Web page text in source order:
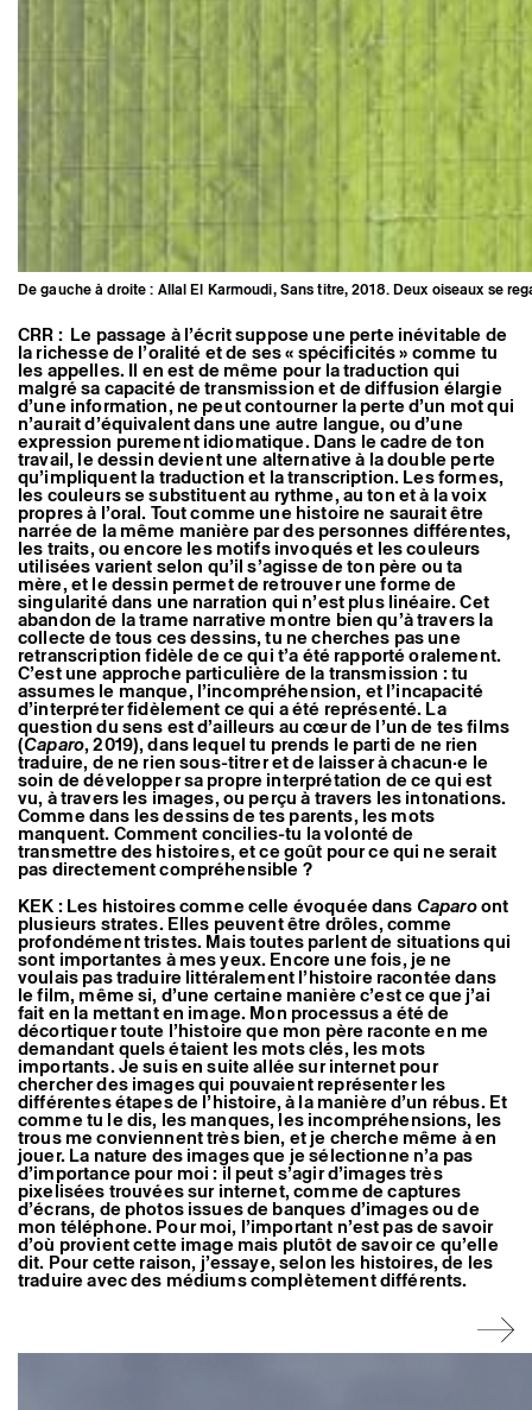
De gauche à droite : Allal El Karmoudi, Sans titre, 2018. Deux oiseaux se
CRR : Le passage à l’écrit suppose une perte inévitable de
la richesse de l’oralité et de ses « spécificités » comme tu
les appelles. Il en est de même pour la traduction qui
malgré sa capacité de transmission et de diffusion élargie
d’une information, ne peut contourner la perte d’un mot qui
n’aurait d’équivalent dans une autre langue, ou d’une
expression purement idiomatique. Dans le cadre de ton
travail, le dessin devient une alternative à la double perte
qu’impliquent la traduction et la transcription. Les formes,
les couleurs se substituent au rythme, au ton et à la voix
propres à l’oral. Tout comme une histoire ne saurait être
narrée de la même manière par des personnes différentes,
les traits, ou encore les motifs invoqués et les couleurs
utilisées varient selon qu’il s’agisse de ton père ou ta
mère, et le dessin permet de retrouver une forme de
singularité dans une narration qui n’est plus linéaire. Cet
abandon de la trame narrative montre bien qu’à travers la
collecte de tous ces dessins, tu ne cherches pas une
retranscription fidèle de ce qui t’a été rapporté oralement.
C’est une approche particulière de la transmission : tu
assumes le manque, l’incompréhension, et l’incapacité
d’interpréter fidèlement ce qui a été représenté. La
question du sens est d’ailleurs au cœur de l’un de tes films
(Caparo, 2019), dans lequel tu prends le parti de ne rien
traduire, de ne rien sous-titrer et de laisser à chacun·e le
soin de développer sa propre interprétation de ce qui est
vu, à travers les images, ou perçu à travers les intonations.
Comme dans les dessins de tes parents, les mots
manquent. Comment concilies-tu la volonté de
transmettre des histoires, et ce goût pour ce qui ne serait
pas directement compréhensible ?
KEK : Les histoires comme celle évoquée dansCaparoont
plusieurs strates. Elles peuvent être drôles, comme
profondément tristes. Mais toutes parlent de situations qui
sont importantes à mes yeux. Encore une fois, je ne
voulais pas traduire littéralement l’histoire racontée dans
le film, même si, d’une certaine manière c’est ce que j’ai
fait en la mettant en image. Mon processus a été de
décortiquer toute l’histoire que mon père raconte en me
demandant quels étaient les mots clés, les mots
importants. Je suis en suite allée sur internet pour
chercher des images qui pouvaient représenter les
différentes étapes de l’histoire, à la manière d’un rébus. Et
comme tu le dis, les manques, les incompréhensions, les
trous me conviennent très bien, et je cherche même à en
jouer. La nature des images que je sélectionne n’a pas
d’importance pour moi : il peut s’agir d’images très
pixelisées trouvées sur internet, comme de captures
d’écrans, de photos issues de banques d’images ou de
mon téléphone. Pour moi, l’important n’est pas de savoir
d’où provient cette image mais plutôt de savoir ce qu’elle
dit. Pour cette raison, j’essaye, selon les histoires, de les
traduire avec des médiums complètement différents.